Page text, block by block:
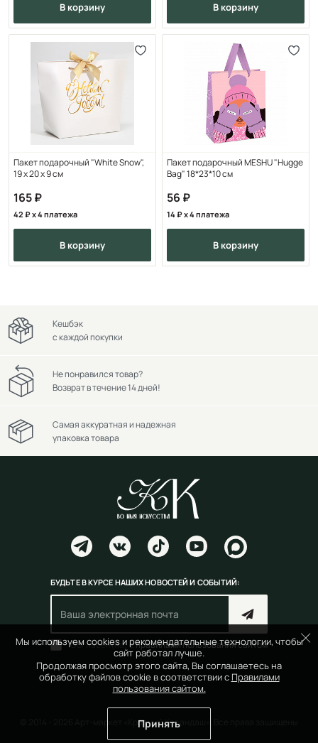
в корзину в корзину
Пакет подарочный "White Snow",
19 х 20 х 9 см
165
42 x 4 платежа
в корзину
Пакет подарочный MESHU "Hugge
Bag" 18*23*10 см
56
14 x 4 платежа
в корзину
Мы используем cookies и рекомендательные технологии, чтобы
сайт работал лучше.
Продолжая просмотр этого сайта, Вы соглашаетесь на
обработку файлов cookie в соответствии с Правилами
пользования сайтом.
Принять
Кешбэк
с каждой покупки
Не понравился товар?
Возврат в течение 14 дней!
Самая аккуратная и надежная
упаковка товара
БУДЬТЕ В КУРСЕ НАШИХ НОВОСТЕЙ И СОБЫТИЙ:
Согласен(на) справилами пользования сайтом
© 2014 - 2026 Арт-маркет «Красный Карандаш». Все права защищены